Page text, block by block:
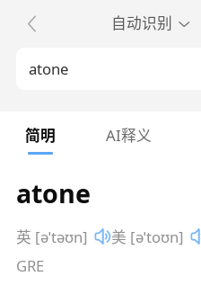
自动识别
简明 AI释义
atone
英 [əˈtəʊn] 美 [əˈtoʊn]
GRE